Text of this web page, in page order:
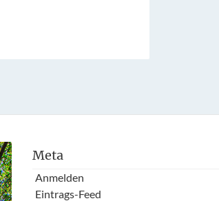
Meta
Anmelden
Eintrags-Feed